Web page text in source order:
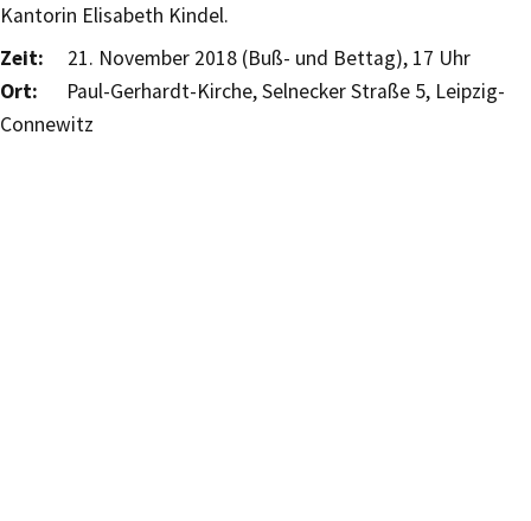
Kantorin Elisabeth Kindel.
Zeit: 21. November 2018 (Buß- und Bettag), 17 Uhr
Ort:
Paul-Gerhardt-Kirche, Selnecker Straße 5, Leipzig-
Connewitz